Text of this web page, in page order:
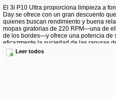
El 3i P10 Ultra proporciona limpieza a
Day se ofrece con un gran descuento
quienes buscan rendimiento y buena
mopas giratorias de 220 RPM—una de
de los bordes—y ofrece una potencia de
eficazmente la suciedad de las ranuras
inteligente, evitación de obstáculos con
una cobertura precisa y eficiente.
Leer todos